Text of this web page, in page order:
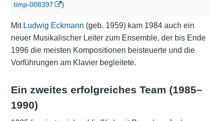
timp-008397
)
Mit Ludwig Eckmann (geb. 1959) kam 1984 auch ein
neuer Musikalischer Leiter zum Ensemble, der bis Ende
1996 die meisten Kompositionen beisteuerte und die
Vorführungen am Klavier begleitete.
Ein zweites erfolgreiches Team (1985–
1990)